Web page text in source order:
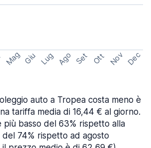
Mag Giu Lug Ago Set Ott Nov Dec
auto a Tropea costa meno è
tariffa media di 16,44 € al giorno.
più basso del 63% rispetto alla
del 74% rispetto ad agosto